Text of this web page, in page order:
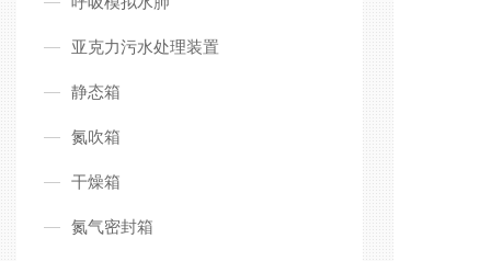
亚克力污水处理装置
静态箱
氮吹箱
干燥箱
氮气密封箱